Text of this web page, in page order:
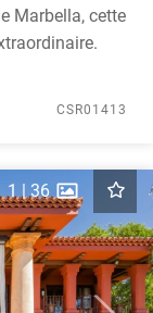
Marbella, cette
CSR01413
1|36